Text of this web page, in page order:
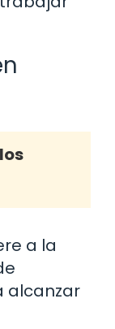
a la
alcanzar